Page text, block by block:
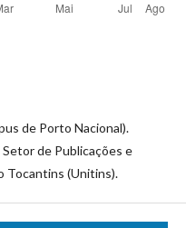
de Porto Nacional).
de Publicações e
Tocantins (Unitins).